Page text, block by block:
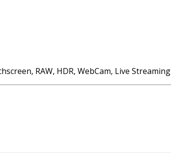
RAW, HDR, WebCam, Live Streaming